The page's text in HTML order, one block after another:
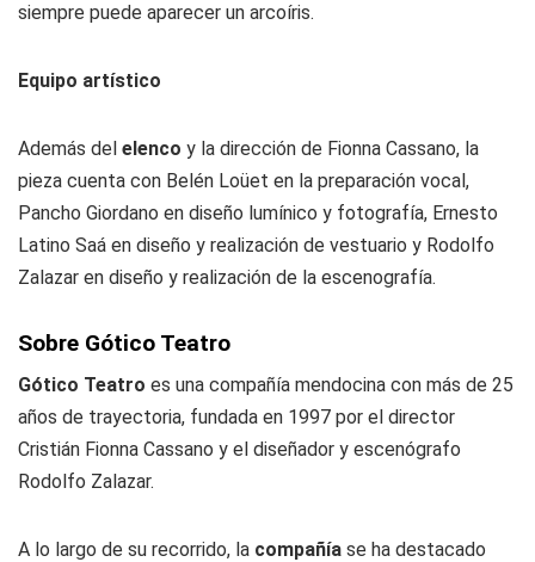
siempre puede aparecer un arcoíris.
Equipo artístico
Además del elenco y la dirección de Fionna Cassano, la
pieza cuenta con Belén Loüet en la preparación vocal,
Pancho Giordano en diseño lumínico y fotografía, Ernesto
Latino Saá en diseño y realización de vestuario y Rodolfo
Zalazar en diseño y realización de la escenografía.
Sobre Gótico Teatro
Gótico Teatro es una compañía mendocina con más de 25
años de trayectoria, fundada en 1997 por el director
Cristián Fionna Cassano y el diseñador y escenógrafo
Rodolfo Zalazar.
A lo largo de su recorrido, la compañía se ha destacado